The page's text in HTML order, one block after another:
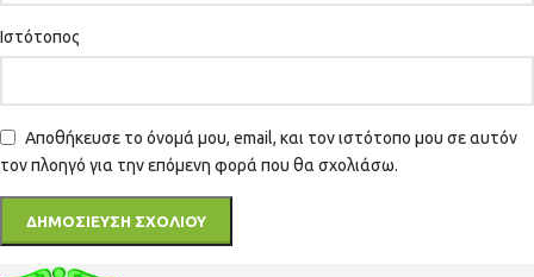
Ιστότοπος
Αποθήκευσε το όνομά μου, email, και τον ιστότοπο μου σε αυτόν
τον πλοηγό για την επόμενη φορά που θα σχολιάσω.